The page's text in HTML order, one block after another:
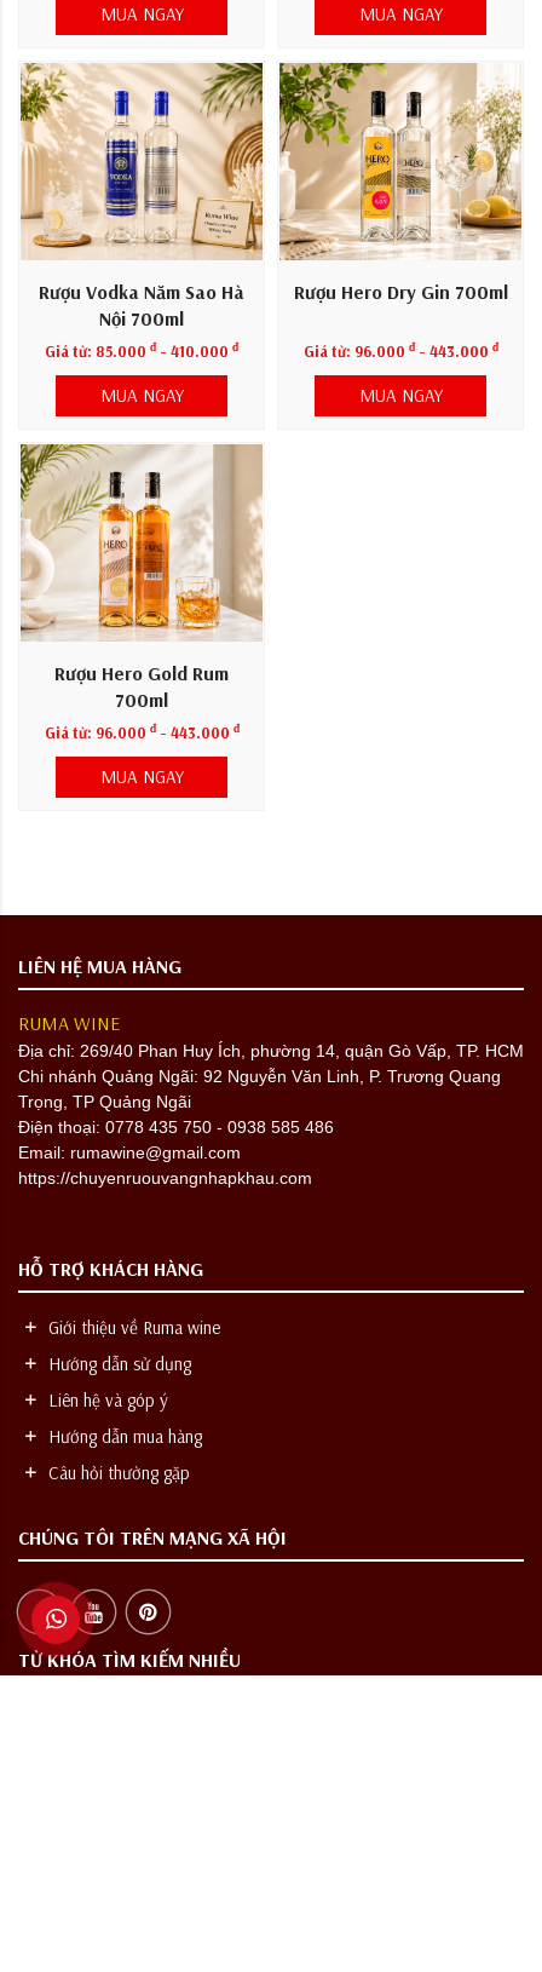
MUA NGAY MUA NGAY
Rượu Vodka Năm Sao Hà
Nội 700ml
Giá từ: 85.000 đ - 410.000 đ
MUA NGAY
Rượu Hero Dry Gin 700ml
Giá từ: 96.000 đ- 443.000 đ
MUA NGAY
Rượu Hero Gold Rum
700ml
Giá từ: 96.000 đ- 443.000 đ
MUA NGAY
LIÊN HỆ MUA HÀNG
RUMA WINE
Địa chỉ: 269/40 Phan Huy Ích, phường 14, quận Gò Vấp, TP. HCM
Chi nhánh Quảng Ngãi: 92 Nguyễn Văn Linh, P. Trương Quang
Trọng, TP Quảng Ngãi
Điện thoại: 0778 435 750 - 0938 585 486
Email: rumawine@gmail.com
https://chuyenruouvangnhapkhau.com
HỖ TRỢ KHÁCH HÀNG
Giới thiệu về Ruma wine
Hướng dẫn sử dụng
Liên hệ và góp ý
Hướng dẫn mua hàng
Câu hỏi thường gặp
CHÚNG TÔI TRÊN MẠNG XÃ HỘI
TỪ KHÓA TÌM KIẾM NHIỀU